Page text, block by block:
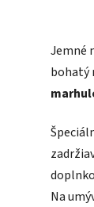
Jemné
bohatý
Na